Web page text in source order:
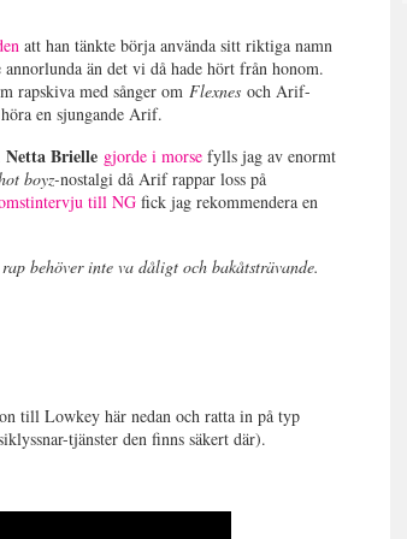
att han tänkte börja använda sitt riktiga namn
än det vi då hade hört från honom.
rapskiva med sånger omFlexnesoch Arif-
en sjungande Arif.
Netta Brielle gjorde i morse fylls jag av enormt
boyz-nostalgi då Arif rappar loss på
till NG fick jag rekommendera en
behöver inte va dåligt och bakåtsträvande.
till Lowkey här nedan och ratta in på typ
tjänster den finns säkert där).